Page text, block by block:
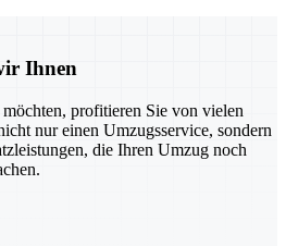
Ihnen
profitieren Sie von vielen
nur einen Umzugsservice, sondern
die Ihren Umzug noch